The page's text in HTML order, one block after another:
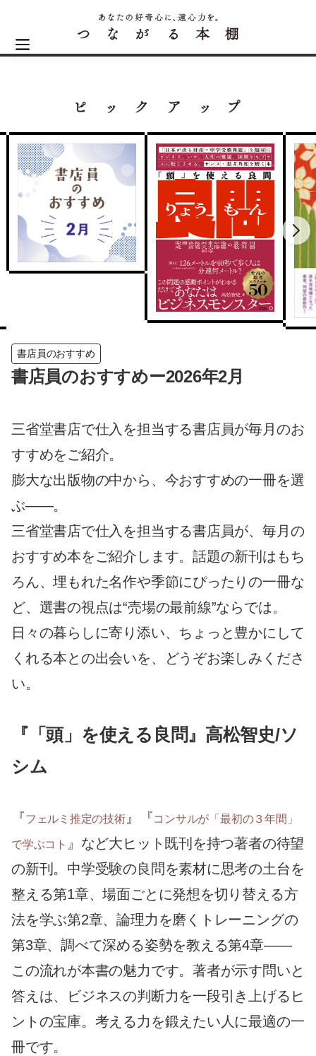
書店員のおすすめ
書店員のおすすめー2026年2月
三省堂書店で仕入を担当する書店員が毎月のお
すすめをご紹介。
膨大な出版物の中から、今おすすめの一冊を選
ぶ——。
三省堂書店で仕入を担当する書店員が、毎月の
おすすめ本をご紹介します。話題の新刊はもち
ろん、埋もれた名作や季節にぴったりの一冊な
ど、選書の視点は“売場の最前線”ならでは。
日々の暮らしに寄り添い、ちょっと豊かにして
くれる本との出会いを、どうぞお楽しみくださ
い。
『「頭」を使える良問』高松智史/ソ
シム
『フェルミ推定の技術』『コンサルが「最初の３年間」
で学ぶコト 』など大ヒット既刊を持つ著者の待望
の新刊。中学受験の良問を素材に思考の土台を
整える第1章、場面ごとに発想を切り替える方
法を学ぶ第2章、論理力を磨くトレーニングの
第3章、調べて深める姿勢を教える第4章——
この流れが本書の魅力です。著者が示す問いと
答えは、ビジネスの判断力を一段引き上げるヒ
ントの宝庫。考える力を鍛えたい人に最適の一
冊です。